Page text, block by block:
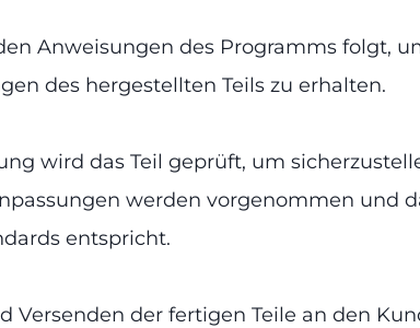
Anweisungen des Programms folgt,
des hergestellten Teils zu erhalten.
wird das Teil geprüft, um
werden vorgenommen und
entspricht.
Versenden der fertigen Teile an den